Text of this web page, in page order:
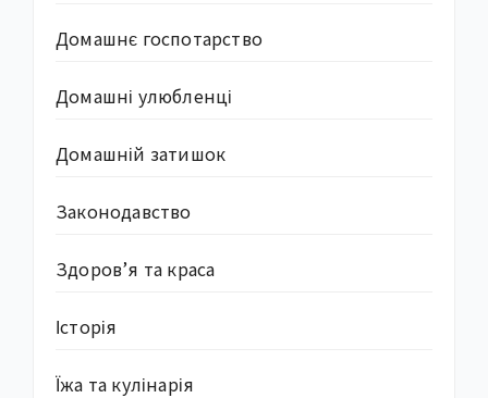
Домашнє госпотарство
Домашні улюбленці
Домашній затишок
Законодавство
Здоров’я та краса
Історія
Їжа та кулінарія